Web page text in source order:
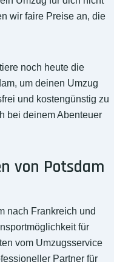
wir faire Preise an, die
noch heute die
um deinen Umzug
und kostengünstig zu
bei deinem Abenteuer
von Potsdam
nach Frankreich und
für
vom Umzugsservice
Partner für